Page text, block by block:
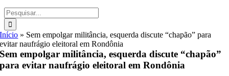
Buscar
resultados
para:
Início » Sem empolgar militância, esquerda discute “chapão” para
evitar naufrágio eleitoral em Rondônia
Sem empolgar militância, esquerda discute “chapão”
para evitar naufrágio eleitoral em Rondônia